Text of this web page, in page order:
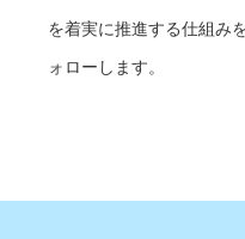
を着実に推進する仕組み
ォローします。